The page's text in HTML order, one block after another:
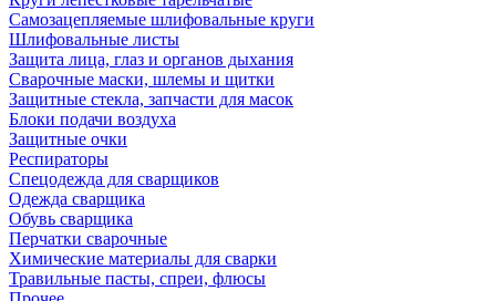
Самозацепляемые шлифовальные круги
Шлифовальные листы
Защита лица, глаз и органов дыхания
Сварочные маски, шлемы и щитки
Защитные стекла, запчасти для масок
Блоки подачи воздуха
Защитные очки
Респираторы
Спецодежда для сварщиков
Одежда сварщика
Обувь сварщика
Перчатки сварочные
Химические материалы для сварки
Травильные пасты, спреи, флюсы